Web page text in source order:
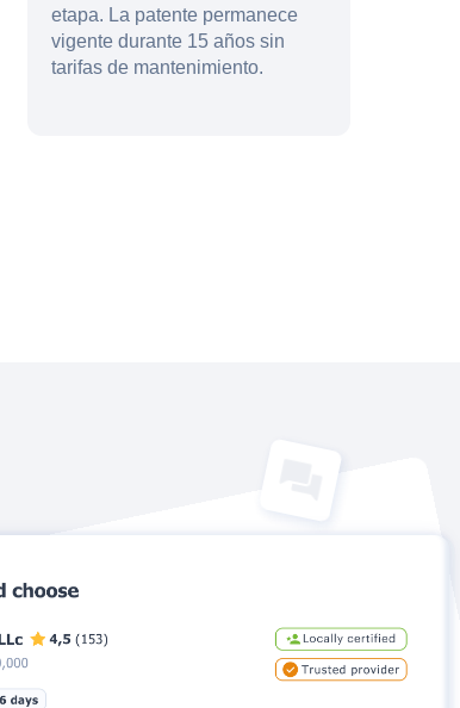
etapa. La patente permanece
vigente durante 15 años sin
tarifas de mantenimiento.